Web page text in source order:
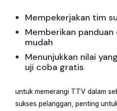
Mempekerjakan tim
Memberikan
mudah
Menunjukkan nilai
uji coba gratis
untuk memerangi TTV dalam
sukses pelanggan, penting